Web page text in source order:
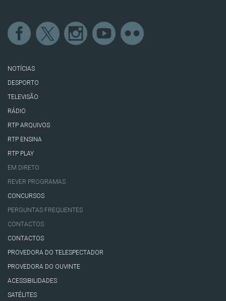
NOTÍCIAS
DESPORTO
TELEVISÃO
RÁDIO
RTP ARQUIVOS
RTP ENSINA
RTP PLAY
EM DIRETO
REVER PROGRAMAS
CONCURSOS
PERGUNTAS FREQUENTES
CONTACTOS
CONTACTOS
PROVEDORA DO TELESPECTADOR
PROVEDORA DO OUVINTE
ACESSIBILIDADES
SATÉLITES